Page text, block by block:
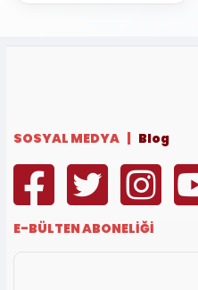
SOSYAL MEDYA | Blog
E-BÜLTEN ABONELİĞİ